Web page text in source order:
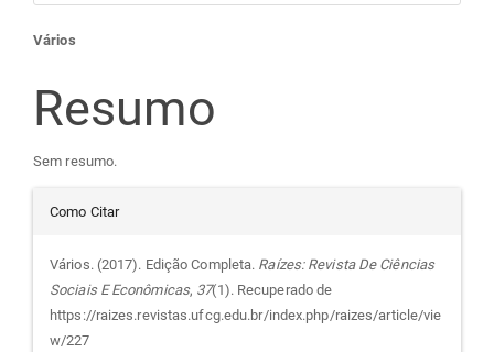
Conteúdo
do
artigo
principal
Vários
Resumo
Sem resumo.
Detalhes
do
artigo
Como Citar
Vários. (2017). Edição Completa. Raízes: Revista De Ciências
Sociais E Econômicas, 37(1). Recuperado de
https://raizes.revistas.ufcg.edu.br/index.php/raizes/article/vie
w/227